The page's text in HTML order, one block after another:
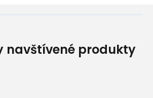
navštívené produkty